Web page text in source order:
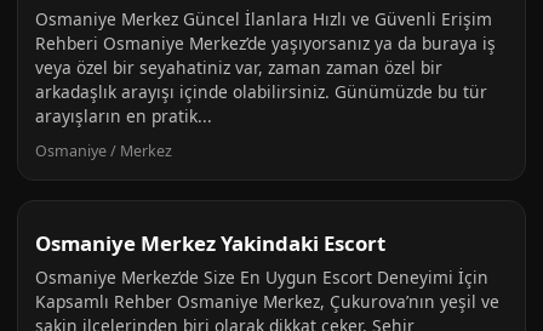
Osmaniye Merkez Güncel İlanlara Hızlı ve Güvenli Erişim
Rehberi Osmaniye Merkez’de yaşıyorsanız ya da buraya iş
veya özel bir seyahatiniz var, zaman zaman özel bir
arkadaşlık arayışı içinde olabilirsiniz. Günümüzde bu tür
arayışların en pratik...
Osmaniye / Merkez
Osmaniye Merkez Yakindaki Escort
Osmaniye Merkez’de Size En Uygun Escort Deneyimi İçin
Kapsamlı Rehber Osmaniye Merkez, Çukurova’nın yeşil ve
sakin ilçelerinden biri olarak dikkat çeker. Şehir